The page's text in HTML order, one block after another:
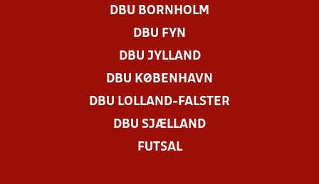
DBU BORNHOLM
DBU FYN
DBU JYLLAND
DBU KØBENHAVN
DBU LOLLAND-FALSTER
DBU SJÆLLAND
FUTSAL